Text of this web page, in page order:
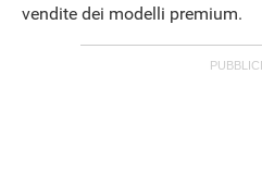
vendite dei modelli premium.